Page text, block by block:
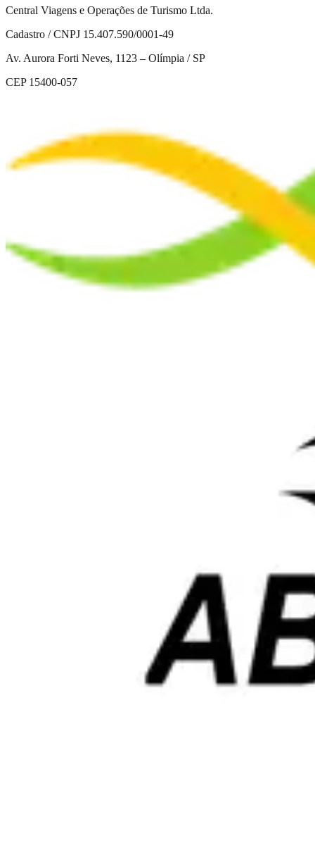
Central Viagens e Operações de Turismo Ltda.
Cadastro / CNPJ 15.407.590/0001-49
Av. Aurora Forti Neves, 1123 – Olímpia / SP
CEP 15400-057